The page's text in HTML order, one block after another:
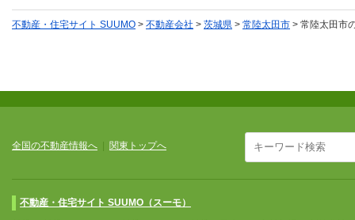
不動産・住宅サイト SUUMO > 不動産会社 > 茨城県 > 常陸太田市 > 常陸太田市
全国の不動産情報へ 関東トップへ
不動産・住宅サイト SUUMO（スーモ）